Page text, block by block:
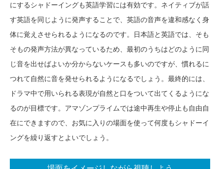
にするシャドーイングも英語学習には有効です。ネイティブが話
す英語を同じように発声することで、英語の音声を違和感なく身
体に覚えさせられるようになるのです。日本語と英語では、そも
そもの発声方法が異なっているため、最初のうちはどのように同
じ音を出せばよいか分からないケースも多いのですが、慣れるに
つれて自然に音を発せられるようになるでしょう。最終的には、
ドラマ中で用いられる表現が自然と口をついて出てくるようにな
るのが目標です。アマゾンプライムでは途中再生や停止も自由自
在にできますので、お気に入りの場面を使って何度もシャドーイ
ングを繰り返すとよいでしょう。